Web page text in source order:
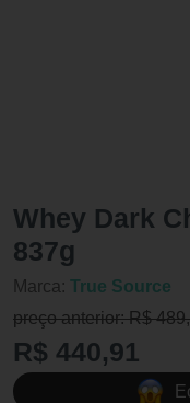
Whey Dark
837g
Marca: True Source
preço anterior: R$
R$ 440,91